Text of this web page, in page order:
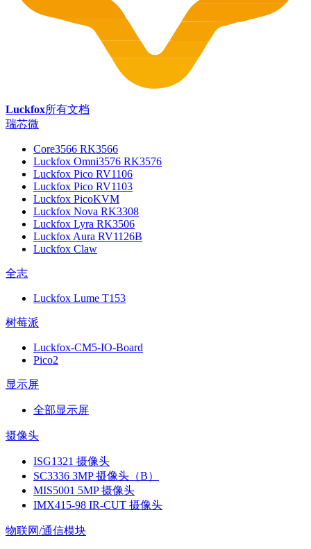
Luckfox所有文档
瑞芯微
Core3566 RK3566
Luckfox Omni3576 RK3576
Luckfox Pico RV1106
Luckfox Pico RV1103
Luckfox PicoKVM
Luckfox Nova RK3308
Luckfox Lyra RK3506
Luckfox Aura RV1126B
Luckfox Claw
全志
Luckfox Lume T153
树莓派
Luckfox-CM5-IO-Board
Pico2
显示屏
全部显示屏
摄像头
ISG1321 摄像头
SC3336 3MP 摄像头（B）
MIS5001 5MP 摄像头
IMX415-98 IR-CUT 摄像头
物联网/通信模块